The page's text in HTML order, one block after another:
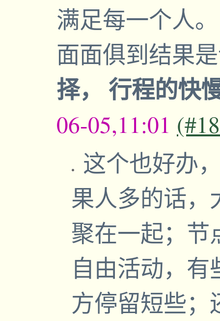
满足每一个人
面面俱到结果
择， 行程的快
06-05,11:01
这个也好办
果人多的话，
聚在一起；节
自由活动，
方停留短些；